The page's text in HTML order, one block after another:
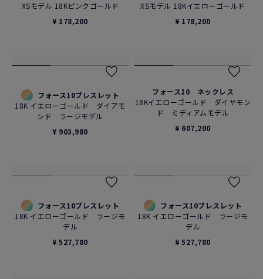
XSモデル 18Kピンクゴールド
¥ 178,200
XSモデル 18Kイエローゴールド
¥ 178,200
フォース10ブレスレット
18K イエローゴールド ダイアモ
ンド ラージモデル
¥ 903,980
フォース10 ネックレス
18Kイエローゴールド ダイヤモン
ド ミディアムモデル
¥ 607,200
フォース10ブレスレット
18K イエローゴールド ラージモ
デル
¥ 527,780
フォース10ブレスレット
18K イエローゴールド ラージモ
デル
¥ 527,780